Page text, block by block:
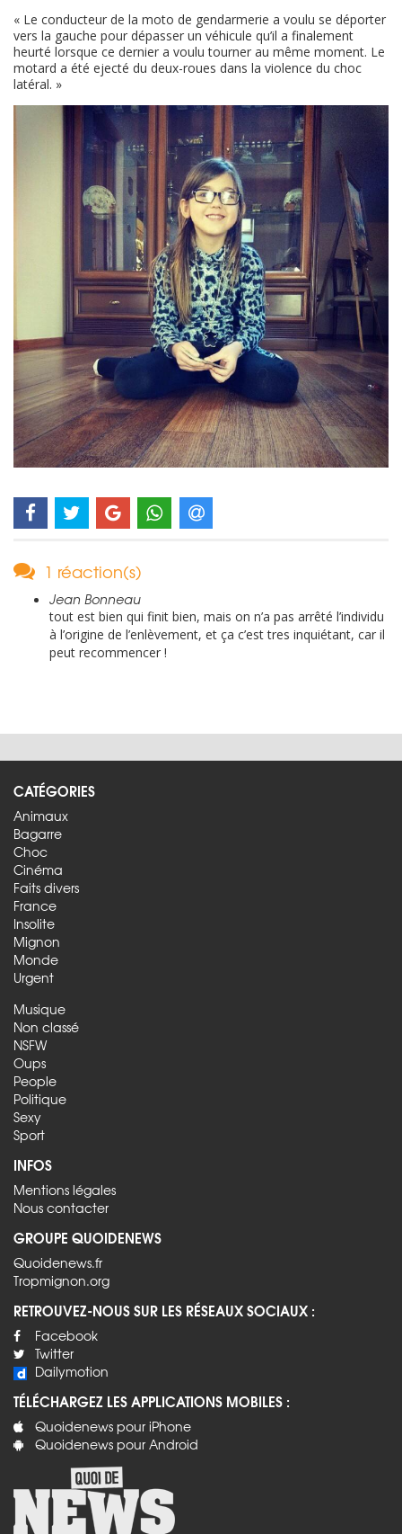
« Le conducteur de la moto de gendarmerie a voulu se déporter
vers la gauche pour dépasser un véhicule qu’il a finalement
heurté lorsque ce dernier a voulu tourner au même moment. Le
motard a été ejecté du deux-roues dans la violence du choc
latéral. »
1 réaction(s)
Jean Bonneau
tout est bien qui finit bien, mais on n’a pas arrêté l’individu
à l’origine de l’enlèvement, et ça c’est tres inquiétant, car il
peut recommencer !
CATÉGORIES
Animaux
Bagarre
Choc
Cinéma
Faits divers
France
Insolite
Mignon
Monde
Urgent
Musique
Non classé
NSFW
Oups
People
Politique
Sexy
Sport
INFOS
Mentions légales
Nous contacter
GROUPE QUOIDENEWS
Quoidenews.fr
Tropmignon.org
RETROUVEZ-NOUS SUR LES RÉSEAUX SOCIAUX :
Facebook
Twitter
Dailymotion
TÉLÉCHARGEZ LES APPLICATIONS MOBILES :
Quoidenews pour iPhone
Quoidenews pour Android